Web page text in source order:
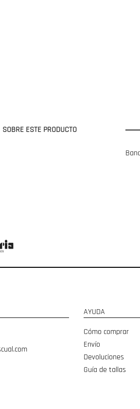
SOBRE ESTE PRODUCTO
AYUDA
Cómo comprar
Envío
Devoluciones
Guía de tallas